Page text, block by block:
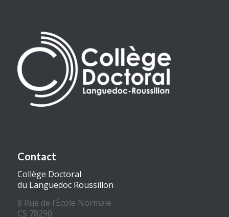
Contact
Collège Doctoral
du Languedoc Roussillon
8 Rue de l’École Normale
CS 78290